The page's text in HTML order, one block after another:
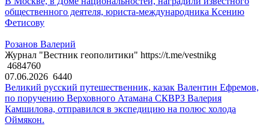
общественного деятеля, юриста-международника Ксению
Фетисову
Розанов Валерий
Журнал "Вестник геополитики" https://t.me/vestnikg
4684760
07.06.2026 6440
Великий русский путешественник, казак Валентин Ефремов,
по поручению Верховного Атамана СКВРЗ Валерия
Камшилова, отправился в экспедицию на полюс холода
Оймякон.